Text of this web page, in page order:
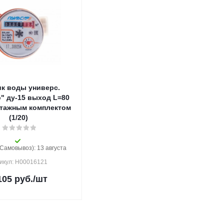
воды универс.
ду-15 выход L=80
комплектом
(1/20)
13 августа
Н00016121
руб./шт